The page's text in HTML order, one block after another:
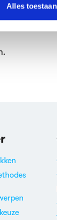
Alles toestaan